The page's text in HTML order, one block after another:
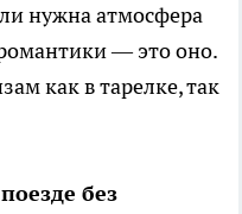
нужна атмосфера
— это оно.
как в тарелке, так
без